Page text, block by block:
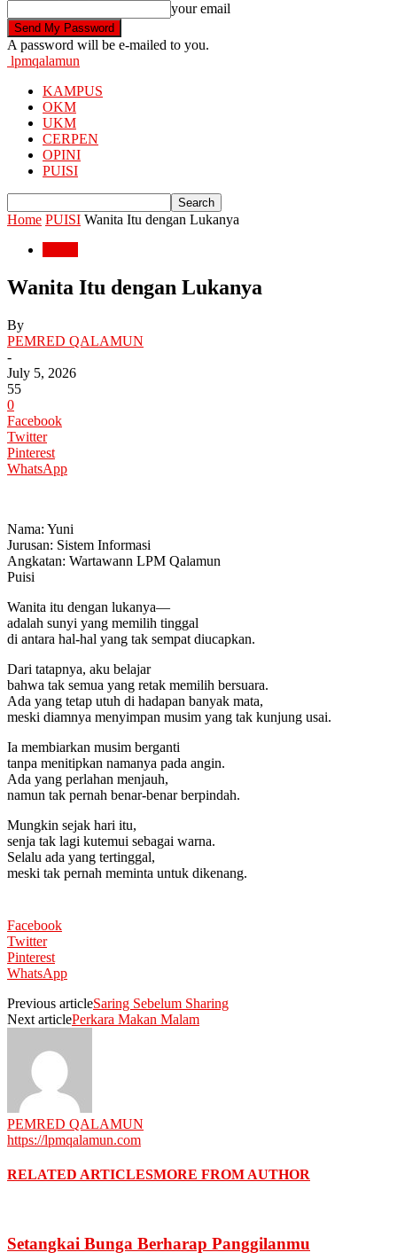
your email
A password will be e-mailed to you.
lpmqalamun
KAMPUS
OKM
UKM
CERPEN
OPINI
PUISI
Home PUISI Wanita Itu dengan Lukanya
Wanita Itu dengan Lukanya
By
PEMRED QALAMUN
-
July 5, 2026
55
0
Facebook
Twitter
Pinterest
WhatsApp
Nama: Yuni
Jurusan: Sistem Informasi
Angkatan: Wartawann LPM Qalamun
Puisi
Wanita itu dengan lukanya—
adalah sunyi yang memilih tinggal
di antara hal-hal yang tak sempat diucapkan.
Dari tatapnya, aku belajar
bahwa tak semua yang retak memilih bersuara.
Ada yang tetap utuh di hadapan banyak mata,
meski diamnya menyimpan musim yang tak kunjung usai.
Ia membiarkan musim berganti
tanpa menitipkan namanya pada angin.
Ada yang perlahan menjauh,
namun tak pernah benar-benar berpindah.
Mungkin sejak hari itu,
senja tak lagi kutemui sebagai warna.
Selalu ada yang tertinggal,
meski tak pernah meminta untuk dikenang.
Facebook
Twitter
Pinterest
WhatsApp
Previous articleSaring Sebelum Sharing
Next articlePerkara Makan Malam
PEMRED QALAMUN
https://lpmqalamun.com
RELATED ARTICLESMORE FROM AUTHOR
Setangkai Bunga Berharap Panggilanmu